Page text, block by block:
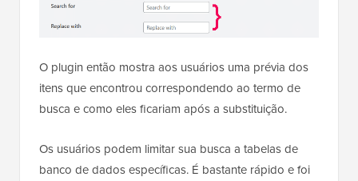
O plugin então mostra aos usuários uma prévia dos
itens que encontrou correspondendo ao termo de
busca e como eles ficariam após a substituição.
Os usuários podem limitar sua busca a tabelas de
banco de dados específicas. É bastante rápido e foi